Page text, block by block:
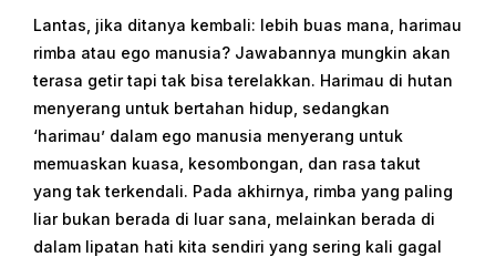
Lantas, jika ditanya kembali: lebih buas mana, harimau
rimba atau ego manusia? Jawabannya mungkin akan
terasa getir tapi tak bisa terelakkan. Harimau di hutan
menyerang untuk bertahan hidup, sedangkan
‘harimau’ dalam ego manusia menyerang untuk
memuaskan kuasa, kesombongan, dan rasa takut
yang tak terkendali. Pada akhirnya, rimba yang paling
liar bukan berada di luar sana, melainkan berada di
dalam lipatan hati kita sendiri yang sering kali gagal